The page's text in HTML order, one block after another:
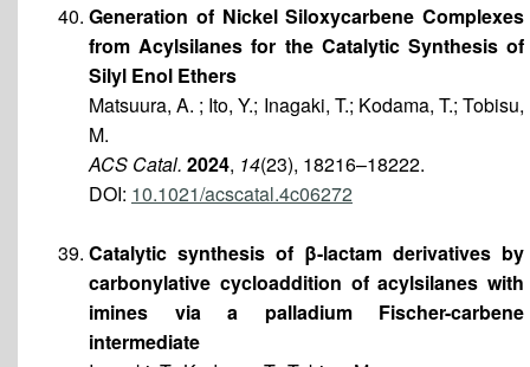
Generation of Nickel Siloxycarbene Complexes
from Acylsilanes for the Catalytic Synthesis of
Silyl Enol Ethers
Matsuura, A. ; Ito, Y.; Inagaki, T.; Kodama, T.; Tobisu,
M.
ACS Catal. 2024, 14(23), 18216–18222.
DOI: 10.1021/acscatal.4c06272
Catalytic synthesis of β-lactam derivatives by
carbonylative cycloaddition of acylsilanes with
imines via a palladium Fischer-carbene
intermediate